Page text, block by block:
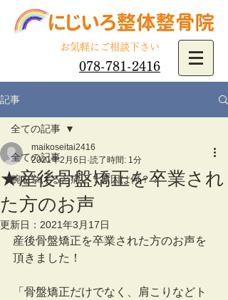
078-781-2416
​お気軽にご相談下さい
記事
全ての記事
腕を挙げると痛い！原因は何？？
全ての記事
★産後骨盤矯正を卒業され
た方のお声
maikoseitai2416
2021年2月6日 読了時間: 1分
更新日： 2021年3月17日
産後骨盤矯正を卒業された方のお声を
頂きました！
「骨盤矯正だけでなく、肩こりなどト